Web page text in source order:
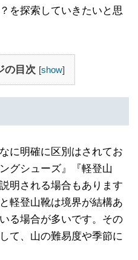
を探索していきたいと思
の目次 [show]
に明確に区別はされてお
グシューズ』『軽登山
明される場合もあります
軽登山靴は境界が結構あ
る場合が多いです。その
て、山の難易度や季節に